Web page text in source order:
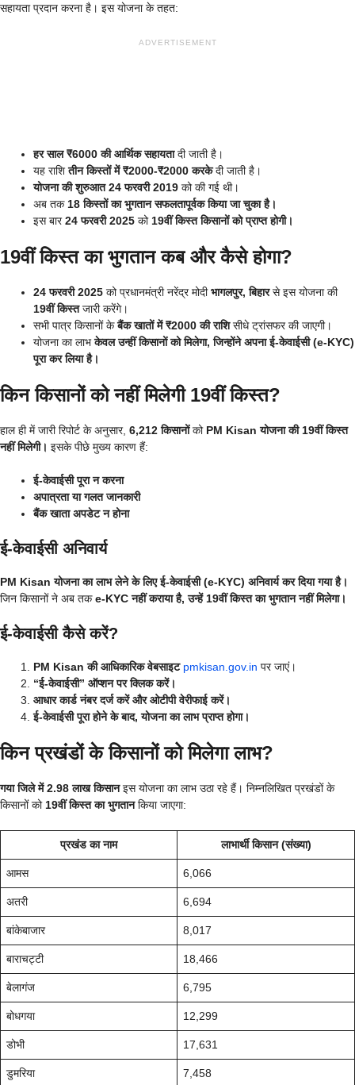
सहायता प्रदान करना है। इस योजना के तहत:
ADVERTISEMENT
हर साल ₹6000 की आर्थिक सहायतादी जाती है।
यह राशितीन किस्तों में ₹2000-₹2000 करकेदी जाती है।
योजना की शुरुआत 24 फरवरी 2019 को की गई थी।
अब तक 18 किस्तों का भुगतान सफलतापूर्वक किया जा चुका है।
इस बार24 फरवरी 2025 को 19वीं किस्त किसानों को प्राप्त होगी।
19वीं किस्त का भुगतान कब और कैसे होगा?
24 फरवरी 2025 को प्रधानमंत्री नरेंद्र मोदीभागलपुर, बिहारसे इस योजना की
19वीं किस्तजारी करेंगे।
सभी पात्र किसानों केबैंक खातों में ₹2000 की राशिसीधे ट्रांसफर की जाएगी।
योजना का लाभकेवल उन्हीं किसानों को मिलेगा, जिन्होंने अपना ई-केवाईसी (e-KYC)
पूरा कर लिया है।
किन किसानों को नहीं मिलेगी 19वीं किस्त?
हाल ही में जारी रिपोर्ट के अनुसार, 6,212 किसानोंको PM Kisan योजना की 19वीं किस्त
नहीं मिलेगी। इसके पीछे मुख्य कारण हैं:
ई-केवाईसी पूरा न करना
अपात्रता या गलत जानकारी
बैंक खाता अपडेट न होना
ई-केवाईसी अनिवार्य
PM Kisan योजना का लाभ लेने के लिए ई-केवाईसी (e-KYC) अनिवार्य कर दिया गया है।
जिन किसानों ने अब तकe-KYC नहीं कराया है, उन्हें 19वीं किस्त का भुगतान नहीं मिलेगा।
ई-केवाईसी कैसे करें?
PM Kisan की आधिकारिक वेबसाइट pmkisan.gov.in पर जाएं।
“ई-केवाईसी” ऑप्शन पर क्लिक करें।
आधार कार्ड नंबर दर्ज करें और ओटीपी वेरीफाई करें।
ई-केवाईसी पूरा होने के बाद, योजना का लाभ प्राप्त होगा।
किन प्रखंडों के किसानों को मिलेगा लाभ?
गया जिले में 2.98 लाख किसानइस योजना का लाभ उठा रहे हैं। निम्नलिखित प्रखंडों के
किसानों को 19वीं किस्त का भुगतानकिया जाएगा:
प्रखंड का नाम लाभार्थी किसान (संख्या)
आमस 6,066
अतरी 6,694
बांकेबाजार 8,017
बाराचट्टी 18,466
बेलागंज 6,795
बोधगया 12,299
डोभी 17,631
डुमरिया 7,458